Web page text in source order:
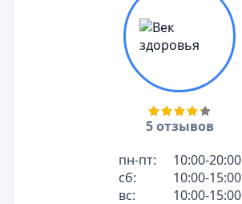
5 отзывов
пн-пт:
10:00-20:00
сб:
10:00-15:00
вс:
10:00-15:00